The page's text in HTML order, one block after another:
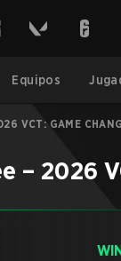
Equipos
VCT: GAME
– 2026